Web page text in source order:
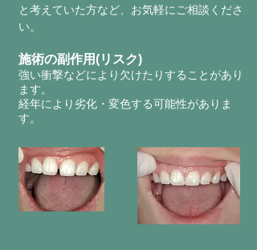
と考えていた方など、お気軽にご相談くださ
い。
施術の副作用(リスク)
強い衝撃などにより欠けたりすることがあり
ます。
​経年により劣化・変色する可能性がありま
す。